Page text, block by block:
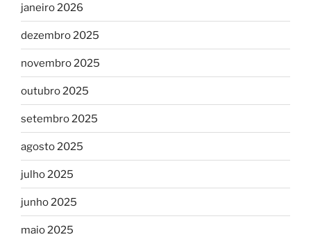
janeiro 2026
dezembro 2025
novembro 2025
outubro 2025
setembro 2025
agosto 2025
julho 2025
junho 2025
maio 2025